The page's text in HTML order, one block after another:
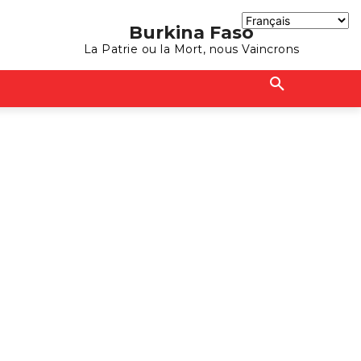
Burkina Faso
La Patrie ou la Mort, nous Vaincrons